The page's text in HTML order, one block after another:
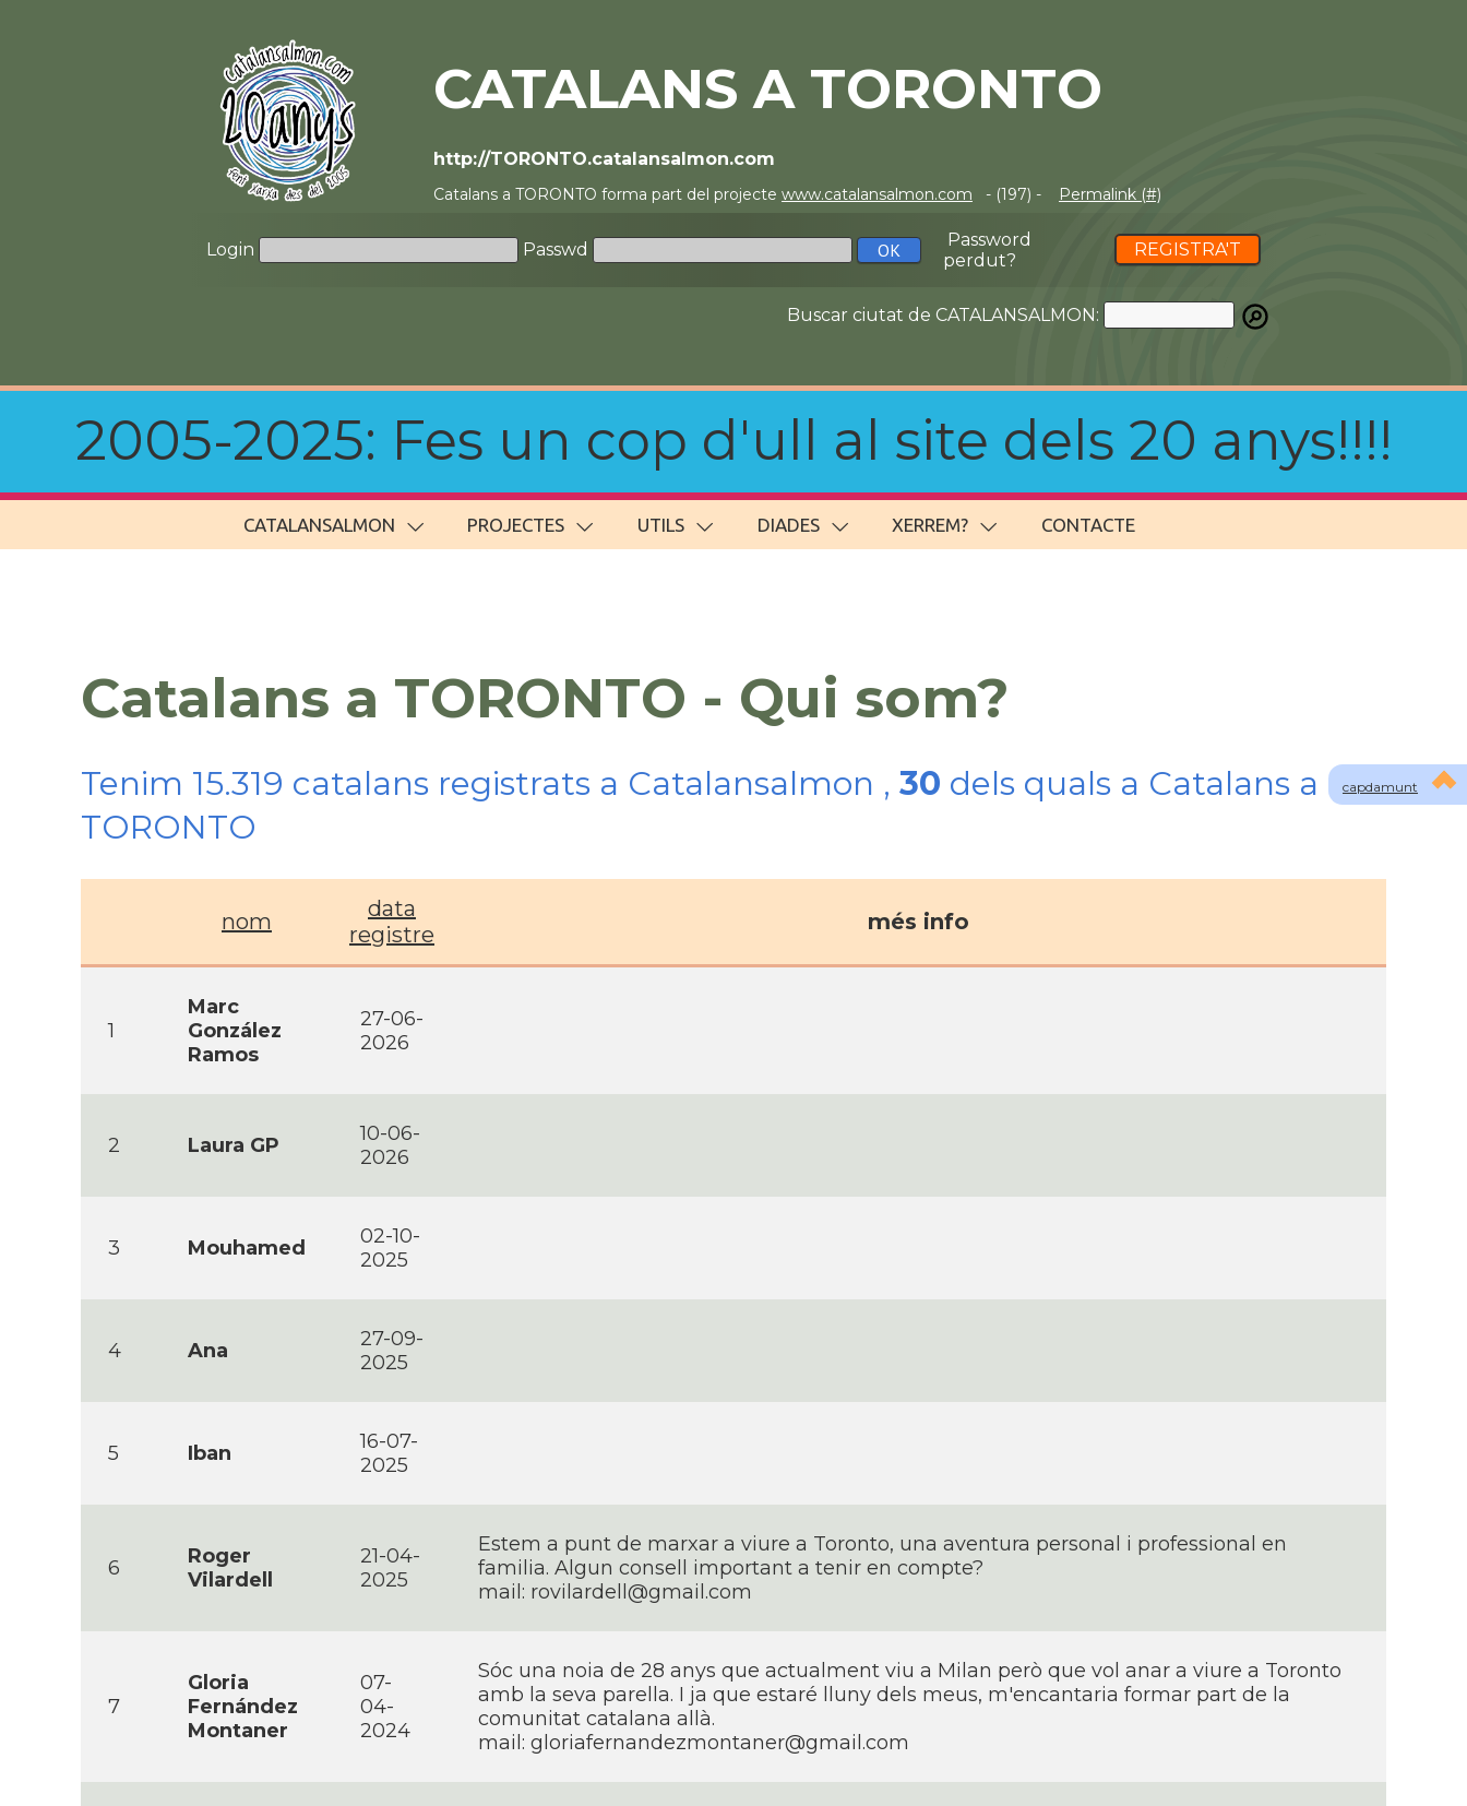
CATALANS A TORONTO
http://TORONTO.catalansalmon.com
Catalans a TORONTO forma part del projecte www.catalansalmon.com - (197) - Permalink (#)
Login Passwd
Password
perdut?
REGISTRA'T
Buscar ciutat de CATALANSALMON:
2005-2025: Fes un cop d'ull al site dels 20 anys!!!!
CATALANSALMON PROJECTES UTILS DIADES XERREM? CONTACTE
capdamunt
Catalans a TORONTO - Qui som?
Tenim 15.319 catalans registrats a Catalansalmon , 30 dels quals a Catalans a
TORONTO
nom
data
registre
més info
1
Marc
González
Ramos
27-06-
2026
2 Laura GP
10-06-
2026
3 Mouhamed
02-10-
2025
4 Ana
27-09-
2025
5 Iban
16-07-
2025
6
Roger
Vilardell
21-04-
2025
Estem a punt de marxar a viure a Toronto, una aventura personal i professional en
familia. Algun consell important a tenir en compte?
mail: rovilardell@gmail.com
7
Gloria
Fernández
Montaner
07-
04-
2024
Sóc una noia de 28 anys que actualment viu a Milan però que vol anar a viure a Toronto
amb la seva parella. I ja que estaré lluny dels meus, m'encantaria formar part de la
comunitat catalana allà.
mail: gloriafernandezmontaner@gmail.com